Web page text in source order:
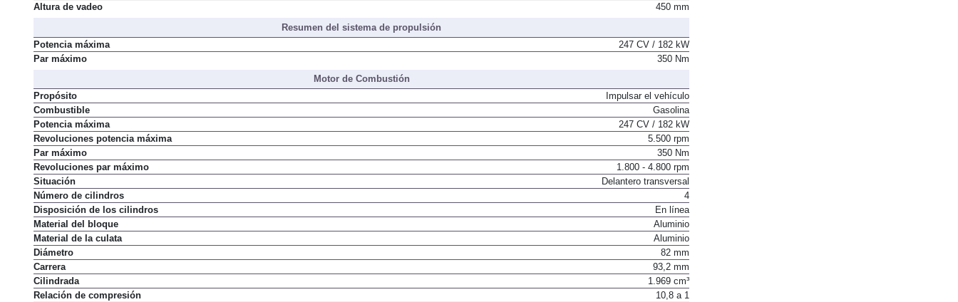
Altura de vadeo
450 mm
Resumen del sistema de propulsión
Potencia máxima
247 CV / 182 kW
Par máximo
350 Nm
Motor de Combustión
Propósito
Impulsar el vehículo
Combustible
Gasolina
Potencia máxima
247 CV / 182 kW
Revoluciones potencia máxima
5.500 rpm
Par máximo
350 Nm
Revoluciones par máximo
1.800 - 4.800 rpm
Situación
Delantero transversal
Número de cilindros
4
Disposición de los cilindros
En línea
Material del bloque
Aluminio
Material de la culata
Aluminio
Diámetro
82 mm
Carrera
93,2 mm
Cilindrada
1.969 cm³
Relación de compresión
10,8 a 1